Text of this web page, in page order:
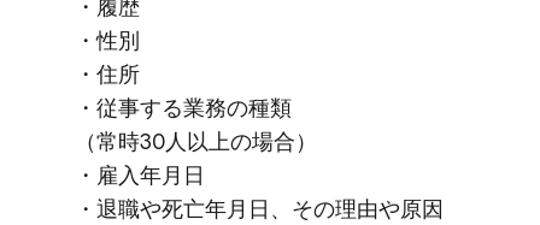
・履歴
・性別
・住所
・従事する​業務の​種類​
（常時30人以上の​場合）​
・雇入年月​日
・​退職や​死亡年月日、​その​理由や​原因